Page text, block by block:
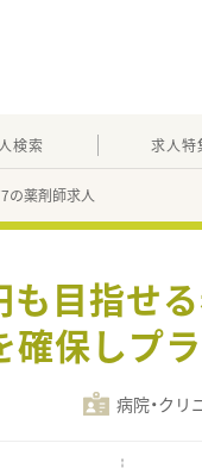
検索 求人特
の薬剤師求人
も目指せ
保しプ
病院・クリ